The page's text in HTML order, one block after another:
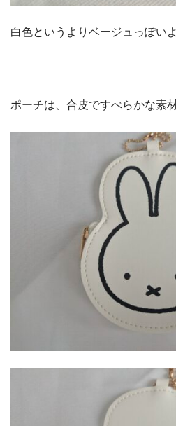
白色というよりベージュっぽい
ポーチは、合皮ですべらかな素材